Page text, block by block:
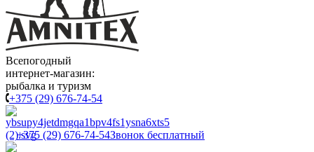
Всепогодный
интернет-магазин:
рыбалка и туризм
+375 (29) 676-74-54
+375 (29) 676-74-54Звонок бесплатный